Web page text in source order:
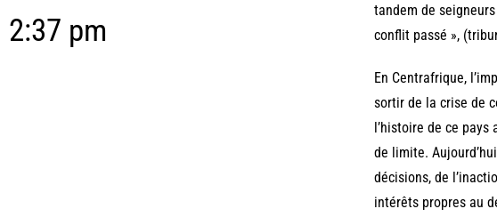
2:37 pm
tandem de
conflit passé »,
En Centrafrique,
sortir de la crise de
l’histoire de ce
de limite.
décisions, de
intérêts propres au